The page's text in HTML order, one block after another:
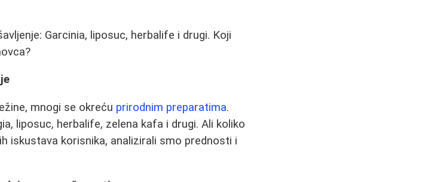
Garcinia, liposuc, herbalife i drugi. Koji
mnogi se okreću prirodnim preparatima.
liposuc, herbalife, zelena kafa i drugi. Ali koliko
iskustava korisnika, analizirali smo prednosti i